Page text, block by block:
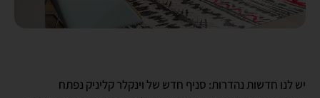
יש לנו חדשות נהדרות: סניף חדש של וינקלר קליניק נפתח